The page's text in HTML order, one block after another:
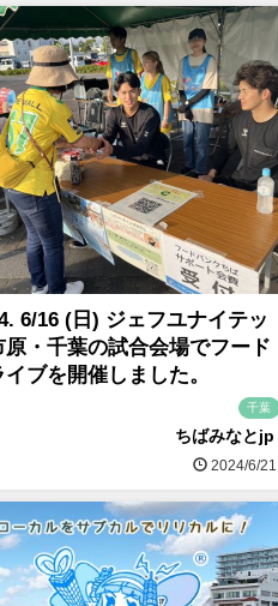
6/16 (日) ジェフユナイテッ
原・千葉の試合会場でフード
イブを開催しました。
千葉
ちばみなとjp
2024/6/21